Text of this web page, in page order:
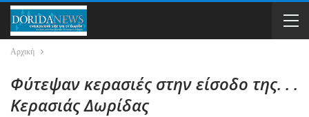
Αρχική
Φύτεψαν κερασιές στην είσοδο της. . .
Κερασιάς Δωρίδας